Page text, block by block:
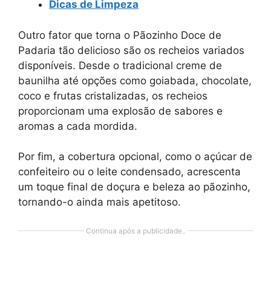
Dicas de Limpeza
Outro fator que torna o Pãozinho Doce de
Padaria tão delicioso são os recheios variados
disponíveis. Desde o tradicional creme de
baunilha até opções como goiabada, chocolate,
coco e frutas cristalizadas, os recheios
proporcionam uma explosão de sabores e
aromas a cada mordida.
Por fim, a cobertura opcional, como o açúcar de
confeiteiro ou o leite condensado, acrescenta
um toque final de doçura e beleza ao pãozinho,
tornando-o ainda mais apetitoso.
Continua após a publicidade..